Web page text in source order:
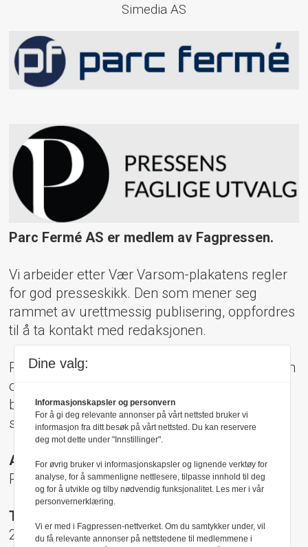
Simedia AS
Parc Fermé AS er medlem av Fagpressen.
Vi arbeider etter Vær Varsom-plakatens regler
for god presseskikk. Den som mener seg
rammet av urettmessig publisering, oppfordres
til å ta kontakt med redaksjonen.
Pressens Faglige Utvalg (PFU) er et klageorgan
oppnevnt av Norsk Presseforbund som
behandler klager mot mediene i presseetiske
spørsmål.
Adresse:
Rådhusgt 17, 0158 Oslo
Telefon:
22 40 50 40
Dine valg:
Informasjonskapsler og personvern
For å gi deg relevante annonser på vårt nettsted bruker vi
informasjon fra ditt besøk på vårt nettsted. Du kan reservere
deg mot dette under "Innstillinger".
For øvrig bruker vi informasjonskapsler og lignende verktøy for
analyse, for å sammenligne nettlesere, tilpasse innhold til deg
og for å utvikle og tilby nødvendig funksjonalitet. Les mer i vår
personvernerklæring.
Vi er med i Fagpressen-nettverket. Om du samtykker under, vil
du få relevante annonser på nettstedene til medlemmene i